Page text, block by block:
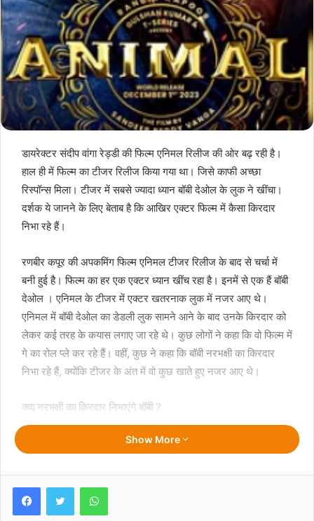
डायरेक्टर संदीप वांगा रेड्डी की फिल्म एनिमल रिलीज की ओर बढ़ रही है।
हाल ही में फिल्म का टीजर रिलीज किया गया था। जिसे काफी अच्छा
रिस्पॉन्स मिला। टीजर में सबसे ज्यादा ध्यान बॉबी देओल के लुक ने खींचा।
दर्शक ये जानने के लिए बेताब है कि आखिर एक्टर फिल्म में कैसा किरदार
निभा रहे हैं।
रणबीर कपूर की अपकमिंग फिल्म एनिमल टीजर रिलीज के बाद से चर्चा में
बनी हुई है। फिल्म का हर एक एक्टर ध्यान खींच रहा है। इनमें से एक हैं बॉबी
देओल । एनिमल के टीजर में एक्टर खतरनाक लुक में नजर आए थे।
एनिमल में बॉबी देओल का डेडली लुक सामने आने के बाद उनके किरदार को
लेकर कई तरह के कयास लगाए जा रहे थे। कुछ लोगों ने कहा कि वो फिल्म में
गे का रोल प्ले कर रहे हैं। वहीं, कुछ ने कहा कि बॉबी नरभक्षी का किरदार
निभा रहे हैं, क्योंकि टीजर के अंत में वो कुछ खाते हुए नजर आए थे।
क्या नरभक्षी का किरदार निभाएंगे बॉबी ?
बॉबी देओल ने दर्शकों के दिमाग में चल रही इस उथल-पुथल को हवा दे दी है।
दरअसल, बॉबी देओल ने जागरण फिल्म फेस्टिवल में हिस्सा लेने के दौरान
अब फिल्म में उनके नरभक्षी किरदार को लेकर चर्चा तेज हो गई है।
क्या बोले एनिमल एक्टर ?
Show More
FacebookTwitter WhatsApp